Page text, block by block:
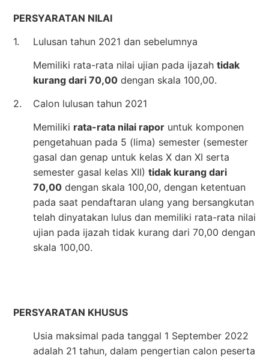
PERSYARATAN NILAI
1.
Lulusan tahun 2021 dan sebelumnya
Memiliki rata-rata nilai ujian pada ijazah tidak
kurang dari 70,00 dengan skala 100,00.
2.
Calon lulusan tahun 2021
Memiliki rata-rata nilai rapor untuk komponen
pengetahuan pada 5 (lima) semester (semester
gasal dan genap untuk kelas X dan XI serta
semester gasal kelas XII) tidak kurang dari
70,00 dengan skala 100,00, dengan ketentuan
pada saat pendaftaran ulang yang bersangkutan
telah dinyatakan lulus dan memiliki rata-rata nilai
ujian pada ijazah tidak kurang dari 70,00 dengan
skala 100,00.
PERSYARATAN KHUSUS
Usia maksimal pada tanggal 1 September 2022
adalah 21 tahun, dalam pengertian calon peserta